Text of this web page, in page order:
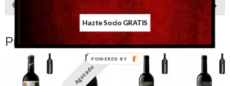
Productos Relacionados
Agotado
Hazte Socio GRATIS
POWERED BY